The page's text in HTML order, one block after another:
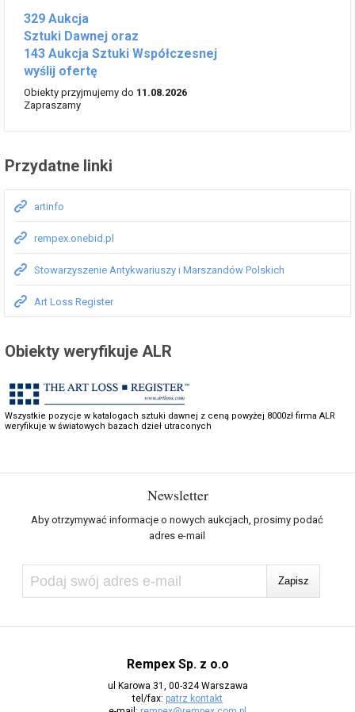
329 Aukcja
Sztuki Dawnej oraz
143 Aukcja Sztuki Współczesnej
wyślij ofertę
Obiekty przyjmujemy do 11.08.2026
Zapraszamy
Przydatne linki
artinfo
rempex.onebid.pl
Stowarzyszenie Antykwariuszy i Marszandów Polskich
Art Loss Register
Obiekty weryfikuje ALR
Wszystkie pozycje w katalogach sztuki dawnej z ceną powyżej 8000zł firma ALR
weryfikuje w światowych bazach dzieł utraconych
Newsletter
Aby otrzymywać informacje o nowych aukcjach, prosimy podać
adres e-mail
Rempex Sp. z o.o
ul Karowa 31, 00-324 Warszawa
tel/fax: patrz kontakt